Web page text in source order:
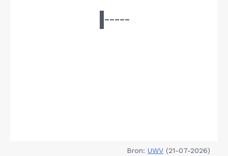
Bron: UWV (21-07-2026)